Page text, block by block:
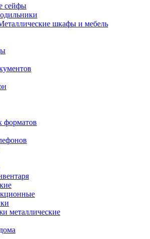
сейфы
шкафы и мебель
форматов
металлические